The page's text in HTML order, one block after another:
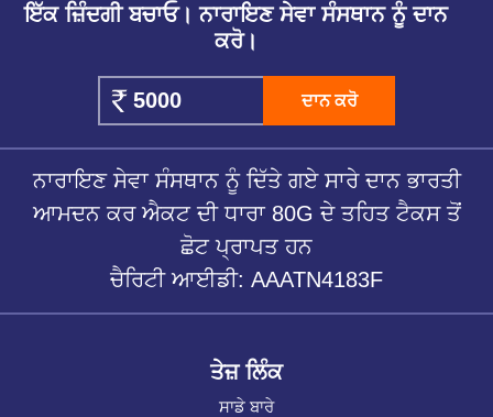
ਇੱਕ ਜ਼ਿੰਦਗੀ ਬਚਾਓ। ਨਾਰਾਇਣ ਸੇਵਾ ਸੰਸਥਾਨ ਨੂੰ ਦਾਨ
ਕਰੋ।
ਦਾਨ ਕਰੋ
ਨਾਰਾਇਣ ਸੇਵਾ ਸੰਸਥਾਨ ਨੂੰ ਦਿੱਤੇ ਗਏ ਸਾਰੇ ਦਾਨ ਭਾਰਤੀ
ਆਮਦਨ ਕਰ ਐਕਟ ਦੀ ਧਾਰਾ 80G ਦੇ ਤਹਿਤ ਟੈਕਸ ਤੋਂ
ਛੋਟ ਪ੍ਰਾਪਤ ਹਨ
ਚੈਰਿਟੀ ਆਈਡੀ: AAATN4183F
ਤੇਜ਼ ਲਿੰਕ
ਸਾਡੇ ਬਾਰੇ